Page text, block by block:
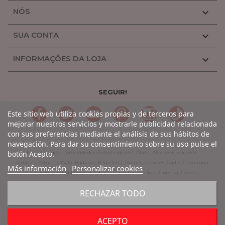
NÓS 
SUA CONTA 
INFORMAÇÕES DA LOJA 
SEGUIR!
LinkedInGorjeio YouTubePinterestLinkedinTikTok
Este sitio web utiliza cookies propias y de terceros para
mejorar nuestros servicios y mostrarle publicidad relacionada
con sus preferencias mediante el análisis de sus hábitos de
navegación. Para dar su consentimiento sobre su uso pulse el
botón Acepto.
Más información Personalizar cookies
RECHAZAR TODO
ACEPTO
Emmaljunga - Revendedor Autorizado em Álava, Albacete, Alicante,
Almería, Astúrias, Ávila, Badajoz, Barcelona, Burgos, Cáceres, Cádiz, Cantábria,
Castellón, Ciudad Real, Córdoba, La Coruña, La Rioja, Cuenca, Girona,
Granada, Guadalajara, Guipúzcoa, Huelva, Huesca, Jaen, León, Lleida, Lugo,
Madrid, Málaga, Múrcia, Navarra, Orense, Palencia, Pontevedra, Rioja,